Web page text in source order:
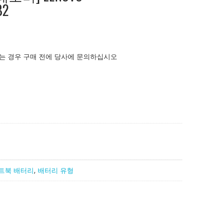
경우 구매 전에 당사에 문의하십시오
북 배터리, 배터리 유형